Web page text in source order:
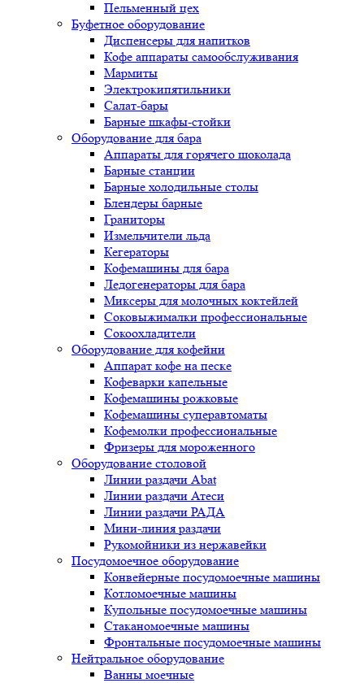
Пельменный цех
Буфетное оборудование
Диспенсеры для напитков
Кофе аппараты самообслуживания
Мармиты
Электрокипятильники
Cалат-бары
Барные шкафы-стойки
Оборудование для бара
Аппараты для горячего шоколада
Барные станции
Барные холодильные столы
Блендеры барные
Граниторы
Измельчители льда
Кегераторы
Кофемашины для бара
Ледогенераторы для бара
Миксеры для молочных коктейлей
Соковыжималки профессиональные
Сокоохладители
Оборудование для кофейни
Аппарат кофе на песке
Кофеварки капельные
Кофемашины рожковые
Кофемашины суперавтоматы
Кофемолки профессиональные
Фризеры для мороженного
Оборудование столовой
Линии раздачи Abat
Линии раздачи Атеси
Линии раздачи РАДА
Мини-линия раздачи
Рукомойники из нержавейки
Посудомоечное оборудование
Конвейерные посудомоечные машины
Котломоечные машины
Купольные посудомоечные машины
Стаканомоечные машины
Фронтальные посудомоечные машины
Нейтральное оборудование
Ванны моечные